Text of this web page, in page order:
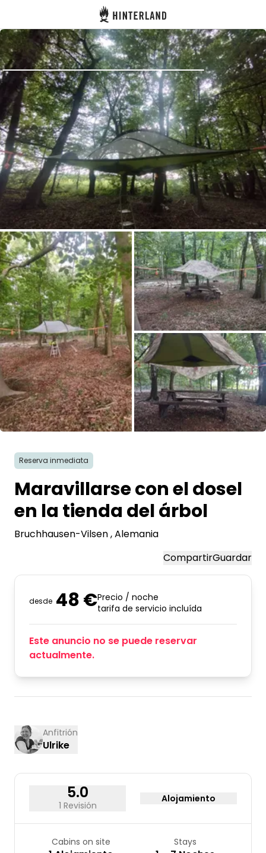
Hinterland
Iniciar sesión
Registrarse
Conviértete en anfitrión
Parcelas
Alojamientos
Rutas
Pregunta Howdy
Inspiración fotográfica
Consejos e inspiración
Historias
Cupones
Tienda
Contacto
Select language
Reserva inmediata
Maravillarse con el dosel
en la tienda del árbol
Bruchhausen-Vilsen, Alemania
CompartirGuardar
desde 48 €Precio / noche
tarifa de servicio incluída
Este anuncio no se puede reservar
actualmente.
Anfitrión
Ulrike
5.0
1 Revisión
Alojamiento
Cabins on site Stays